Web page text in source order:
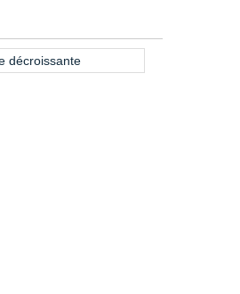
décroissante